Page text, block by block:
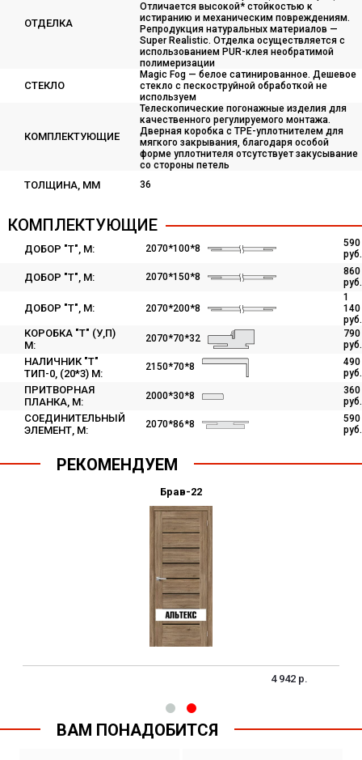
ОТДЕЛКА
Отличается высокой* стойкостью к
истиранию и механическим повреждениям.
Репродукция натуральных материалов —
Super Realistic. Отделка осуществляется с
использованием PUR-клея необратимой
полимеризации
СТЕКЛО
Magic Fog — белое сатинированное. Дешевое
стекло с пескоструйной обработкой не
используем
КОМПЛЕКТУЮЩИЕ
Телескопические погонажные изделия для
качественного регулируемого монтажа.
Дверная коробка с TPE-уплотнителем для
мягкого закрывания, благодаря особой
форме уплотнителя отсутствует закусывание
со стороны петель
ТОЛЩИНА, ММ 36
КОМПЛЕКТУЮЩИЕ
ДОБОР "Т", M: 2070*100*8
590
руб.
ДОБОР "Т", М: 2070*150*8
860
руб.
ДОБОР "Т", М: 2070*200*8
1
140
руб.
КОРОБКА "Т" (У,П)
М:
2070*70*32
790
руб.
НАЛИЧНИК "Т"
ТИП-0, (20*3) М:
2150*70*8
490
руб.
ПРИТВОРНАЯ
ПЛАНКА, М:
2000*30*8
360
руб.
СОЕДИНИТЕЛЬНЫЙ
ЭЛЕМЕНТ, М:
2070*86*8
590
руб.
РЕКОМЕНДУЕМ
Брав-22
4 942 р.
ВАМ ПОНАДОБИТСЯ